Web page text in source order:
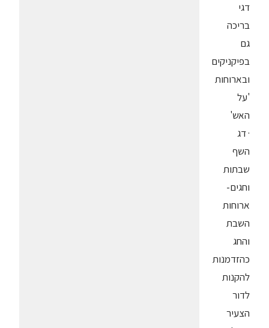
דגי
בריכה
גם
בפיקניקים
ובארוחות
'על
האש'
· דג
השף
שבתות
וחגים-
ארוחות
השבת
והחג
כהזדמנות
להקנות
לדור
הצעיר